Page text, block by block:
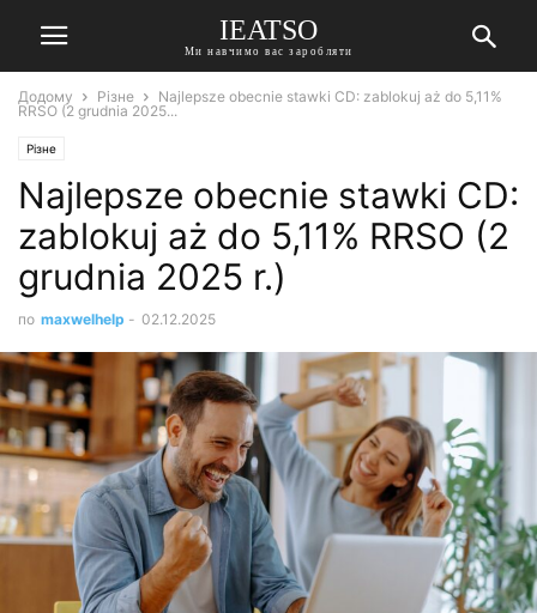
IEATSO
Ми навчимо вас заробляти
Додому Різне
Najlepsze obecnie stawki CD: zablokuj aż do 5,11%
RRSO (2 grudnia 2025...
Різне
Najlepsze obecnie stawki CD:
zablokuj aż do 5,11% RRSO (2
grudnia 2025 r.)
по maxwelhelp - 02.12.2025